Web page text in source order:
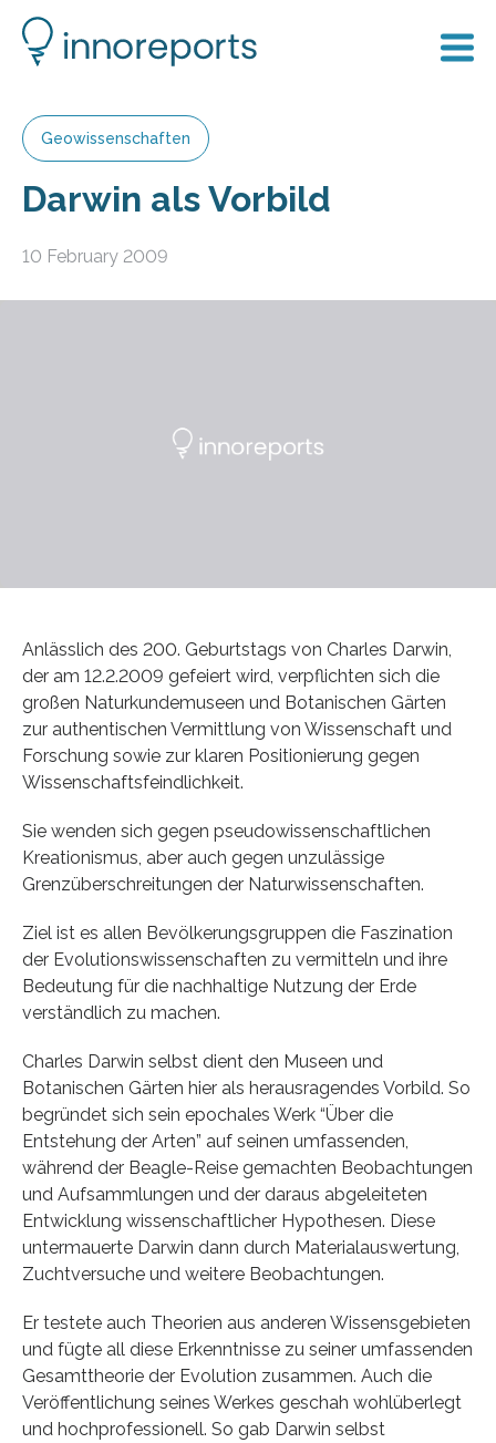
Geowissenschaften
Darwin als Vorbild
10 February 2009
Anlässlich des 200. Geburtstags von Charles Darwin,
der am 12.2.2009 gefeiert wird, verpflichten sich die
großen Naturkundemuseen und Botanischen Gärten
zur authentischen Vermittlung von Wissenschaft und
Forschung sowie zur klaren Positionierung gegen
Wissenschaftsfeindlichkeit.
Sie wenden sich gegen pseudowissenschaftlichen
Kreationismus, aber auch gegen unzulässige
Grenzüberschreitungen der Naturwissenschaften.
Ziel ist es allen Bevölkerungsgruppen die Faszination
der Evolutionswissenschaften zu vermitteln und ihre
Bedeutung für die nachhaltige Nutzung der Erde
verständlich zu machen.
Charles Darwin selbst dient den Museen und
Botanischen Gärten hier als herausragendes Vorbild. So
begründet sich sein epochales Werk “Über die
Entstehung der Arten” auf seinen umfassenden,
während der Beagle-Reise gemachten Beobachtungen
und Aufsammlungen und der daraus abgeleiteten
Entwicklung wissenschaftlicher Hypothesen. Diese
untermauerte Darwin dann durch Materialauswertung,
Zuchtversuche und weitere Beobachtungen.
Er testete auch Theorien aus anderen Wissensgebieten
und fügte all diese Erkenntnisse zu seiner umfassenden
Gesamttheorie der Evolution zusammen. Auch die
Veröffentlichung seines Werkes geschah wohlüberlegt
und hochprofessionell. So gab Darwin selbst